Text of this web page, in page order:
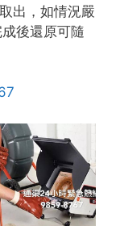
出，如情況嚴
後還原可隨